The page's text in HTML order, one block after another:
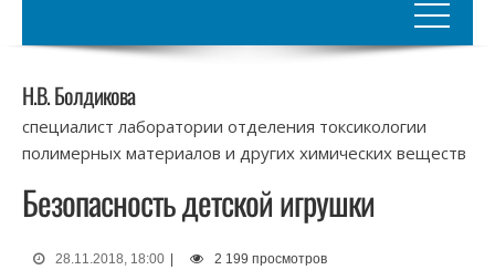
Н.В. Болдикова
специалист лаборатории отделения токсикологии
полимерных материалов и других химических веществ
Безопасность детской игрушки
28.11.2018, 18:00 2 199 просмотров